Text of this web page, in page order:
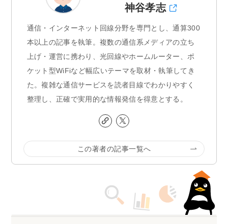
神谷孝志
通信・インターネット回線分野を専門とし、通算300
本以上の記事を執筆。複数の通信系メディアの立ち
上げ・運営に携わり、光回線やホームルーター、ポ
ケット型WiFiなど幅広いテーマを取材・執筆してき
た。複雑な通信サービスを読者目線でわかりやすく
整理し、正確で実用的な情報発信を得意とする。
この著者の記事一覧へ